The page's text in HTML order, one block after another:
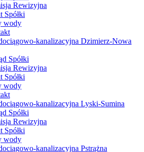
Rewizyjna
Spółki
wody
kanalizacyjna Dzimierz-Nowa
Spółki
Rewizyjna
Spółki
wody
kanalizacyjna Lyski-Sumina
Spółki
Rewizyjna
Spółki
wody
kanalizacyjna Pstrążna